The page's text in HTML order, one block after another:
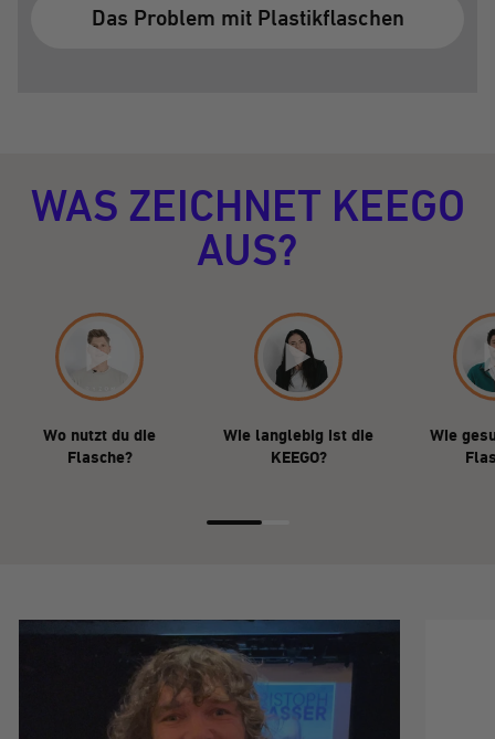
Das Problem mit Plastikflaschen
WAS ZEICHNET KEEGO
AUS?
Wo nutzt du die
Flasche?
Wie langlebig ist die
KEEGO?
Wie